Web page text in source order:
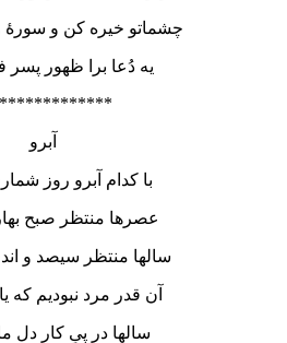
چشماتو خیره کن و سورۀ
یه دُعا برا ظهور
آبرو
با کدام آبرو روز
عصرها منتظر صبح
سالها منتظر سیصد و
آن قدر مرد نبودیم که
سالها در پیِ کارِ دل ما